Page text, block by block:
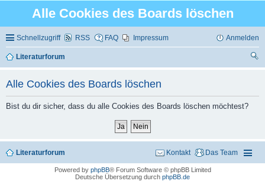
Alle Cookies des Boards löschen
Schnellzugriff RSS FAQ Impressum Anmelden
Literaturforum
Alle Cookies des Boards löschen
Bist du dir sicher, dass du alle Cookies des Boards löschen möchtest?
Literaturforum Das Team
Kontakt
Powered by phpBB® Forum Software © phpBB Limited
Deutsche Übersetzung durch phpBB.de